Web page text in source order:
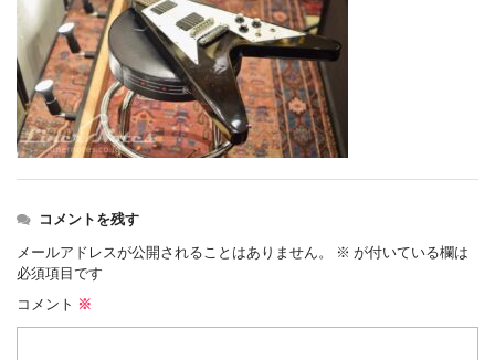
コメントを残す
メールアドレスが公開されることはありません。 ※ が付いている欄は
必須項目です
コメント ※